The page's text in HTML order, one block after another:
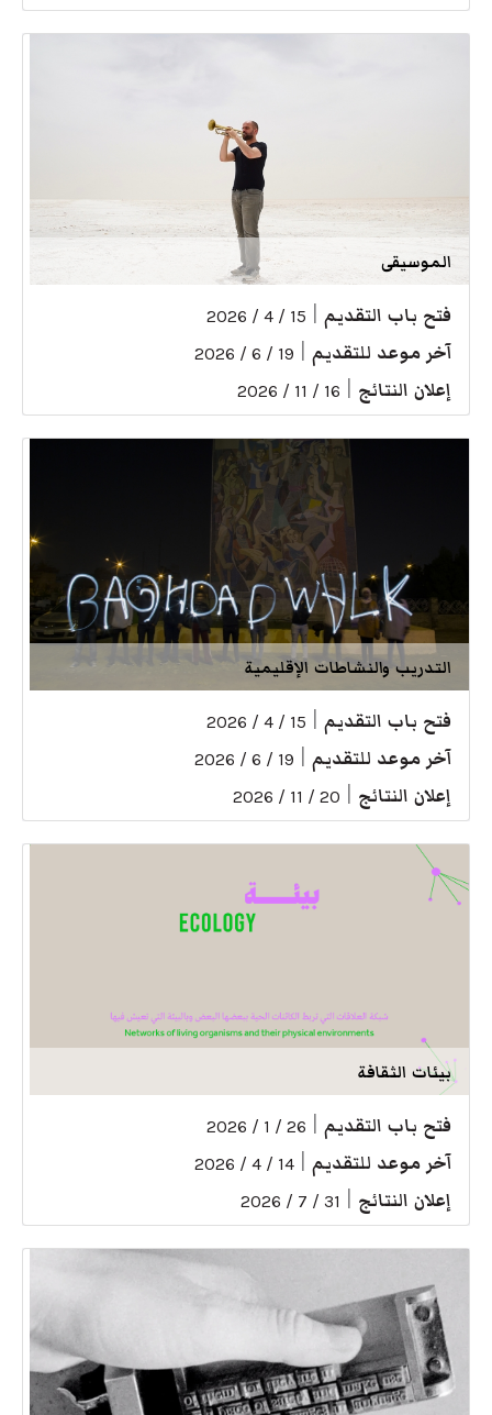
الموسيقى
فتح باب التقديم 15 / 4 / 2026
آخر موعد للتقديم 19 / 6 / 2026
إعلان النتائج 16 / 11 / 2026
التدريب والنشاطات الإقليمية
فتح باب التقديم 15 / 4 / 2026
آخر موعد للتقديم 19 / 6 / 2026
إعلان النتائج 20 / 11 / 2026
بيئات الثقافة
فتح باب التقديم 26 / 1 / 2026
آخر موعد للتقديم 14 / 4 / 2026
إعلان النتائج 31 / 7 / 2026